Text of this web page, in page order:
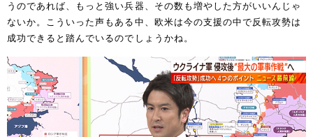
うのであれば、もっと強い兵器、その数も増やした方がいいんじゃ
ないか。こういった声もある中、欧米は今の支援の中で反転攻勢は
成功できると踏んでいるのでしょうかね。